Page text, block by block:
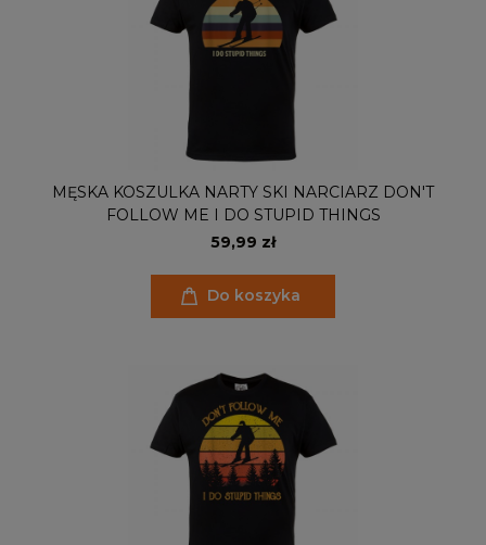
MĘSKA KOSZULKA NARTY SKI NARCIARZ DON'T
FOLLOW ME I DO STUPID THINGS
59,99 zł
Do koszyka